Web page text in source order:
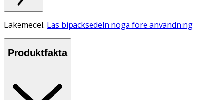
Läkemedel. Läs bipacksedeln noga före användning
Produktfakta